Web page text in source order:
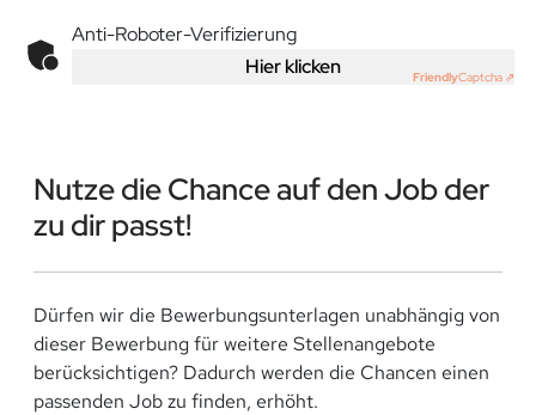
Anti-Roboter-Verifizierung
Hier klicken
FriendlyCaptcha ⇗
Nutze die Chance auf den Job der
zu dir passt!
Dürfen wir die Bewerbungsunterlagen unabhängig von
dieser Bewerbung für weitere Stellenangebote
berücksichtigen? Dadurch werden die Chancen einen
passenden Job zu finden, erhöht.